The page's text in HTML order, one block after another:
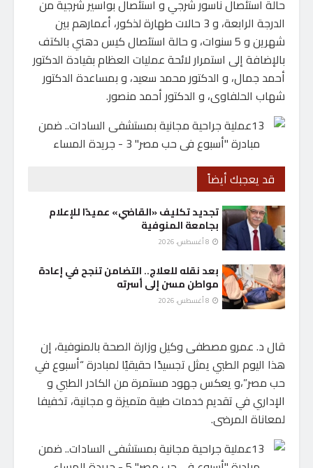
حالة استئصال ناسور شرجي و استئصال بواسير شرجية من
الدرجة الرابعة، و 3 حالات طهارة لذكور، أعمارهم بين
شهرين و 5 سنوات، و حالة استئصال كيس دهني بالكتف
بالإضافة إلى استمرار لائحة عمليات العظام بقيادة الدكتور
أحمد جمال، و الدكتور محمد سعيد، و بمساعدة الدكتور
شهاب الحلفاوى، و الدكتور أحمد منصور.
قد يعجبك أيضاً
تجديد تكليف «القاضي» عميدًا للإعلام
بجامعة المنوفية
بعد نقله للعلاج.. التضامن تنجح في إعادة
مواطن مسن إلى أسرته
قال د. عمرو مصطفى وكيل وزارة الصحة بالمنوفية، إن
هذا اليوم الطبي يمثل تجسيدًا حقيقيًا لمبادرة “أسبوع في
حب مصر”،و يعكس جهود مستمرة من الكادر الطبي و
الإداري في تقديم خدمات طبية متميزة و مجانية، تخفيفا
لمعاناة المرضى.